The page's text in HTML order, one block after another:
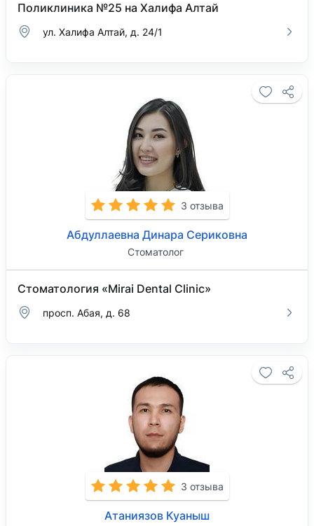
Поликлиника №25 на Халифа Алтай
ул. Халифа Алтай, д. 24/1
3 отзыва
Абдуллаевна Динара Сериковна
Стоматолог
Стоматология «Mirai Dental Clinic»
просп. Абая, д. 68
3 отзыва
Атаниязов Куаныш